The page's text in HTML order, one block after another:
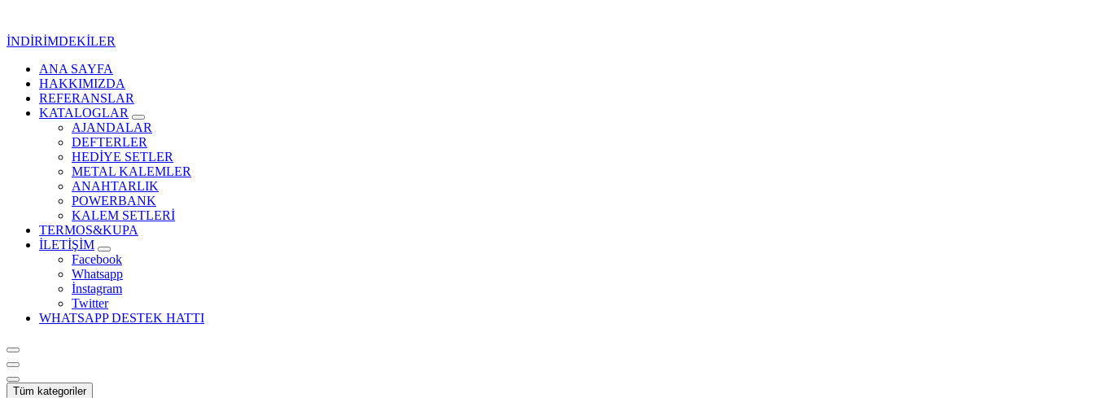
İNDİRİMDEKİLER
Kurumsal Promosyon-Hediyelik
ANA SAYFA
HAKKIMIZDA
REFERANSLAR
KATALOGLAR
AJANDALAR
DEFTERLER
HEDİYE SETLER
METAL KALEMLER
ANAHTARLIK
POWERBANK
KALEM SETLERİ
TERMOS&KUPA
İLETİŞİM
Facebook
Whatsapp
İnstagram
Twitter
WHATSAPP DESTEK HATTI
Tüm kategoriler